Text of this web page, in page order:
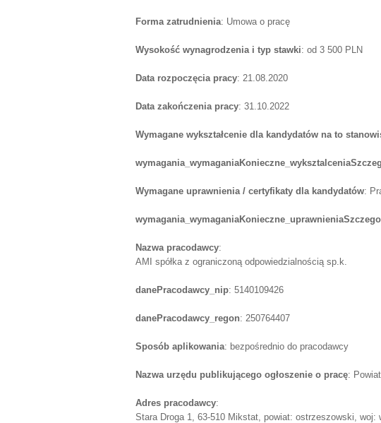
Forma zatrudnienia: Umowa o pracę
Wysokość wynagrodzenia i typ stawki: od 3 500 PLN
Data rozpoczęcia pracy: 21.08.2020
Data zakończenia pracy: 31.10.2022
Wymagane wykształcenie dla kandydatów na to
Wymagane uprawnienia / certyfikaty dla kandydatów:
Nazwa pracodawcy:
AMI spółka z ograniczoną odpowiedzialnością sp.k.
danePracodawcy_nip: 5140109426
danePracodawcy_regon: 250764407
Sposób aplikowania: bezpośrednio do pracodawcy
Nazwa urzędu publikującego ogłoszenie o pracę:
Adres pracodawcy:
Stara Droga 1, 63-510 Mikstat, powiat: ostrzeszowski, woj: